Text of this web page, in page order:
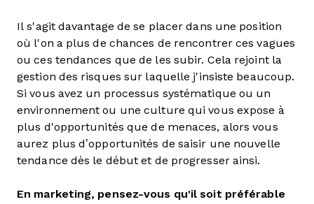
Il s'agit davantage de se placer dans une position
où l'on a plus de chances de rencontrer ces vagues
ou ces tendances que de les subir. Cela rejoint la
gestion des risques sur laquelle j'insiste beaucoup.
Si vous avez un processus systématique ou un
environnement ou une culture qui vous expose à
plus d'opportunités que de menaces, alors vous
aurez plus d’opportunités de saisir une nouvelle
tendance dès le début et de progresser ainsi.
En marketing, pensez-vous qu'il soit préférable